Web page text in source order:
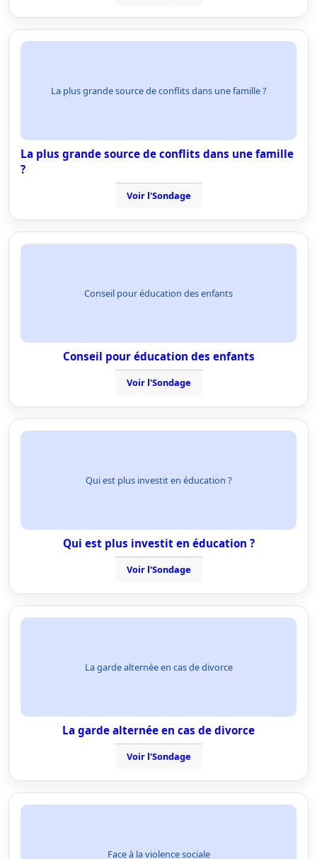
La plus grande source de conflits dans une famille ?
La plus grande source de conflits dans une famille
?
Voir l'Sondage
Conseil pour éducation des enfants
Conseil pour éducation des enfants
Voir l'Sondage
Qui est plus investit en éducation ?
Qui est plus investit en éducation ?
Voir l'Sondage
La garde alternée en cas de divorce
La garde alternée en cas de divorce
Voir l'Sondage
Face à la violence sociale